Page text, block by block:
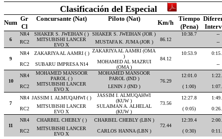
Clasificación del Especial
Num
Gr Concursante (Nat) Piloto (Nat)
Km/h
Tiempo
Cl
(Pena)
6
NR4 SHAKER S. JWEIHAN ( )
SHAKER S. JWEIHAN (JOR )
86.12
10:38.7
--
RC2
MITSUBISHI LANCER
EVO X
MUSTAFA K. JUMA (JOR ) --
9
NR4 ZAKARIYA AL AAMRI ( ) ZAKARIYA AL AAMRI (OMA
)
84.12
10:53.9
RC2
SUBARU IMPRESA N14
MOHAMED AL MAZRUI
(OMA )
--
10
NR4
MOHAMED MANSOOR
PAROL ( )
MOHAMED MANSOOR
PAROL (IND )
76.29
12:01.0
RC2
MITSUBISHI LANCER
EVO X
LENIN J (IND ) ( 1:00)
7
NR4 JASSIM I. ALMUQAHWI ( )
JASSIM I. ALMUQAHWI
(KUW )
73.56
12:27.8
RC2
MITSUBISHI LANCER
EVO X
SULAIMAN A. ALHELAL
(KUW )
( 0:05)
11
NR4 CHARBEL CHEBLY ( )
CHARBEL CHEBLY (LBN )
72.44
12:39.4
RC2
MITSUBISHI LANCER
EVO X
CARLOS HANNA (LBN ) ( 0:30)